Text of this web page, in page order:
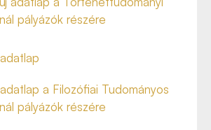
pályázók részére
a Filozófiai Tudományos
pályázók részére